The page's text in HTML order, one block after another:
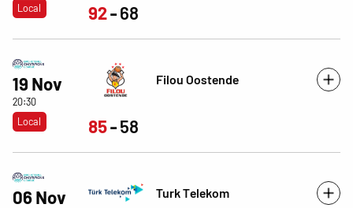
Local
92 68
19 Nov
20:30
Local
Filou Oostende
85 58
06 Nov Turk Telekom